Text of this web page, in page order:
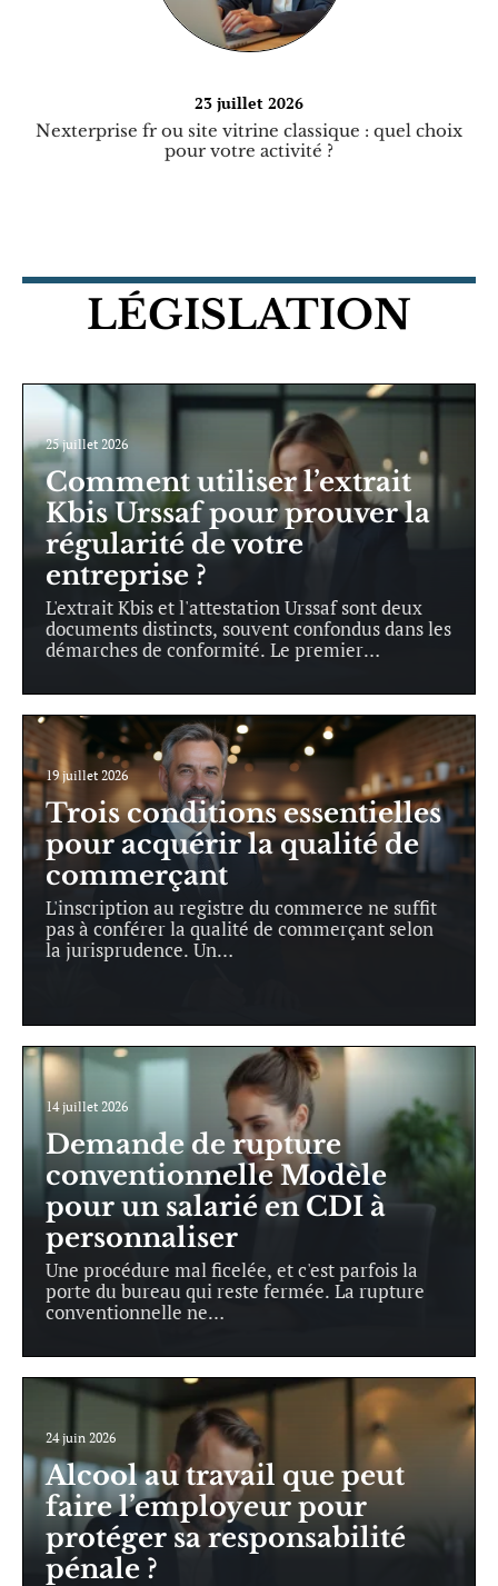
23 juillet 2026
Nexterprise fr ou site vitrine classique : quel choix
pour votre activité ?
LÉGISLATION
25 juillet 2026
Comment utiliser l’extrait
Kbis Urssaf pour prouver la
régularité de votre
entreprise ?
L'extrait Kbis et l'attestation Urssaf sont deux
documents distincts, souvent confondus dans les
démarches de conformité. Le premier…
19 juillet 2026
Trois conditions essentielles
pour acquérir la qualité de
commerçant
L'inscription au registre du commerce ne suffit
pas à conférer la qualité de commerçant selon
la jurisprudence. Un…
14 juillet 2026
Demande de rupture
conventionnelle Modèle
pour un salarié en CDI à
personnaliser
Une procédure mal ficelée, et c'est parfois la
porte du bureau qui reste fermée. La rupture
conventionnelle ne…
24 juin 2026
Alcool au travail que peut
faire l’employeur pour
protéger sa responsabilité
pénale ?